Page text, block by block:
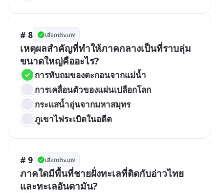
# 8 เลือกประเภท
เหตุผลสำคัญที่ทำให้ภาคกลางเป็นที่ราบลุ่ม
ขนาดใหญ่คืออะไร?
การทับถมของตะกอนจากแม่น้ำ
การเคลื่อนตัวของแผ่นเปลือกโลก
กระแสน้ำอุ่นจากมหาสมุทร
ภูเขาไฟระเบิดในอดีต
# 9 เลือกประเภท
ภาคใดมีพื้นที่ชายฝั่งทะเลที่ติดกับอ่าวไทย
และทะเลอันดามัน?